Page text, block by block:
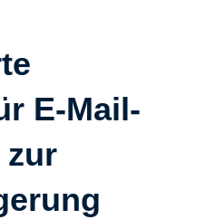
E-Mail-
zur